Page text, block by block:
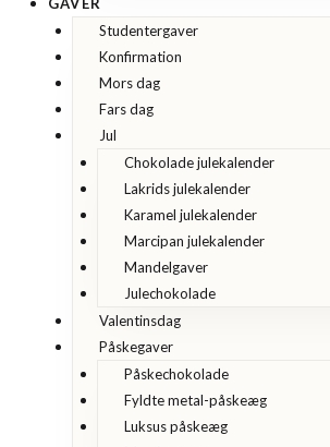
Studentergaver
Konfirmation
Mors dag
Fars dag
Jul
Chokolade julekalender
Lakrids julekalender
Karamel julekalender
Marcipan julekalender
Mandelgaver
Julechokolade
Valentinsdag
Påskegaver
Påskechokolade
Fyldte metal-påskeæg
Luksus påskeæg